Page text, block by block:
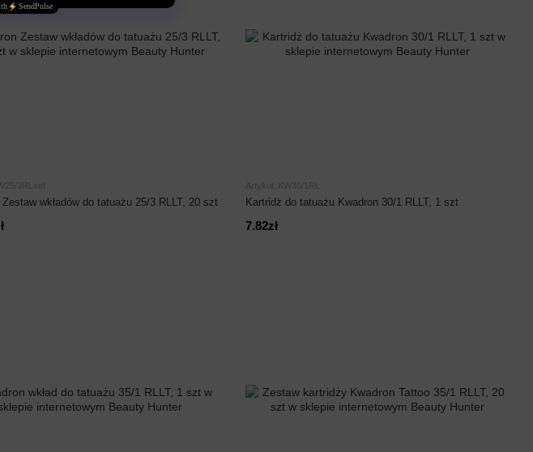
3RLset
Zestaw wkładów do tatuażu 25/3 RLLT, 20 szt
Artykuł: KW30/1RL
Kartridż do tatuażu Kwadron 30/1 RLLT, 1 szt
7.82zł